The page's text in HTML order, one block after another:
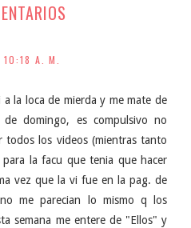
A. M.
la loca de mierda y me mate de
domingo, es compulsivo no
todos los videos (mientras tanto
la facu que tenia que hacer
vez que la vi fue en la pag. de
no me parecian lo mismo q los
semana me entere de "Ellos" y